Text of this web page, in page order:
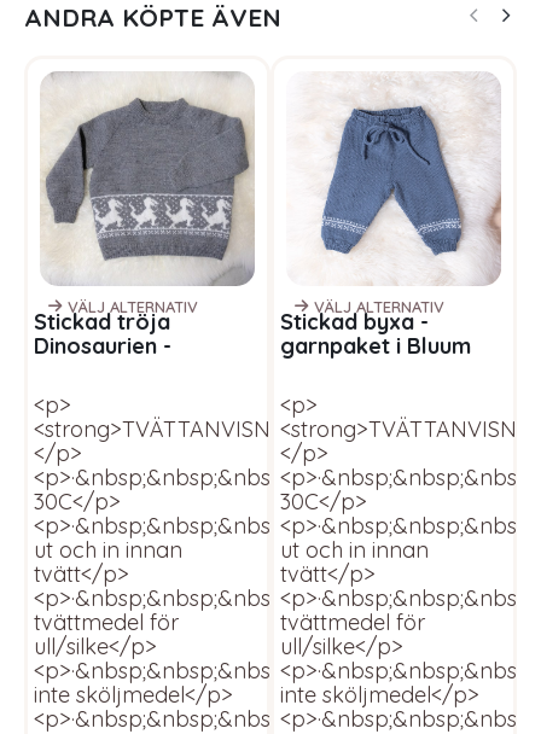
ANDRA KÖPTE ÄVEN
VÄLJ ALTERNATIV
Stickad tröja
Dinosaurien -
Pure Eco Baby Wool
<p>
<strong>TVÄTTANVISNINGAR</strong>
</p>
30C</p>
ut och in innan
tvätt</p>
tvättmedel för
ull/silke</p>
inte sköljmedel</p>
VÄLJ ALTERNATIV
Stickad byxa -
garnpaket i Bluum
<p>
</p>
30C</p>
ut och in innan
tvätt</p>
tvättmedel för
ull/silke</p>
inte sköljmedel</p>